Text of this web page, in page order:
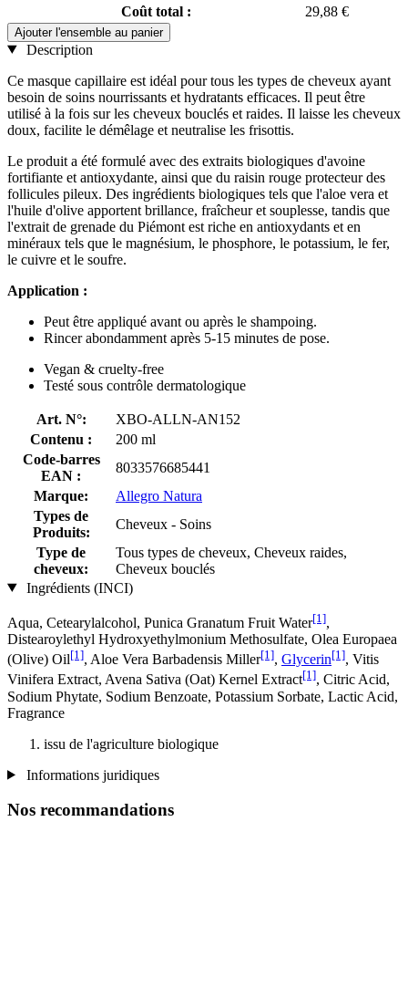
Coût total :
29,88 €
Ajouter l'ensemble au panier
Description
Ce masque capillaire est idéal pour tous les types de cheveux ayant
besoin de soins nourrissants et hydratants efficaces. Il peut être
utilisé à la fois sur les cheveux bouclés et raides. Il laisse les cheveux
doux, facilite le démêlage et neutralise les frisottis.
Le produit a été formulé avec des extraits biologiques d'avoine
fortifiante et antioxydante, ainsi que du raisin rouge protecteur des
follicules pileux. Des ingrédients biologiques tels que l'aloe vera et
l'huile d'olive apportent brillance, fraîcheur et souplesse, tandis que
l'extrait de grenade du Piémont est riche en antioxydants et en
minéraux tels que le magnésium, le phosphore, le potassium, le fer,
le cuivre et le soufre.
Application :
Peut être appliqué avant ou après le shampoing.
Rincer abondamment après 5-15 minutes de pose.
Vegan & cruelty-free
Testé sous contrôle dermatologique
Art. N°:
XBO-ALLN-AN152
Contenu :
200 ml
Code-barres
EAN :
8033576685441
Marque:
Allegro Natura
Types de
Produits:
Cheveux - Soins
Type de
cheveux:
Tous types de cheveux, Cheveux raides,
Cheveux bouclés
Ingrédients (INCI)
Aqua, Cetearylalcohol, Punica Granatum Fruit Water[1],
Distearoylethyl Hydroxyethylmonium Methosulfate, Olea Europaea
(Olive) Oil[1], Aloe Vera Barbadensis Miller[1], Glycerin[1], Vitis
Vinifera Extract, Avena Sativa (Oat) Kernel Extract[1], Citric Acid,
Sodium Phytate, Sodium Benzoate, Potassium Sorbate, Lactic Acid,
Fragrance
issu de l'agriculture biologique
Informations juridiques
Nos recommandations